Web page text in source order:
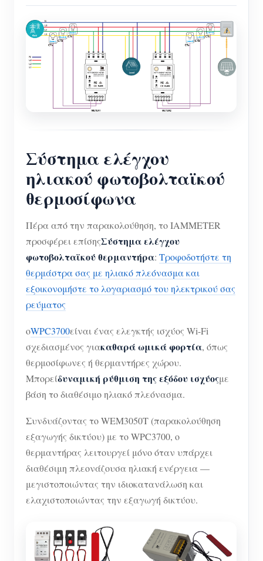
Σύστημα ελέγχου
ηλιακού φωτοβολταϊκού
θερμοσίφωνα
Πέρα από την παρακολούθηση, το IAMMETER
προσφέρει επίσηςΣύστημα ελέγχου
φωτοβολταϊκού θερμαντήρα: Τροφοδοτήστε τη
θερμάστρα σας με ηλιακό πλεόνασμα και
εξοικονομήστε το λογαριασμό του ηλεκτρικού σας
ρεύματος
οWPC3700είναι ένας ελεγκτής ισχύος Wi-Fi
σχεδιασμένος γιακαθαρά ωμικά φορτία, όπως
θερμοσίφωνες ή θερμαντήρες χώρου.
Μπορείδυναμική ρύθμιση της εξόδου ισχύοςμε
βάση το διαθέσιμο ηλιακό πλεόνασμα.
Συνδυάζοντας το WEM3050T (παρακολούθηση
εξαγωγής δικτύου) με το WPC3700, ο
θερμαντήρας λειτουργεί μόνο όταν υπάρχει
διαθέσιμη πλεονάζουσα ηλιακή ενέργεια —
μεγιστοποιώντας την ιδιοκατανάλωση και
ελαχιστοποιώντας την εξαγωγή δικτύου.